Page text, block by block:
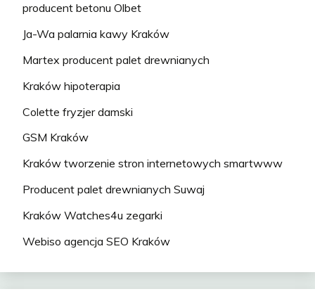
producent betonu Olbet
Ja-Wa palarnia kawy Kraków
Martex producent palet drewnianych
Kraków hipoterapia
Colette fryzjer damski
GSM Kraków
Kraków tworzenie stron internetowych smartwww
Producent palet drewnianych Suwaj
Kraków Watches4u zegarki
Webiso agencja SEO Kraków